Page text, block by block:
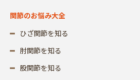
関節のお悩み大全
ひざ関節を知る
肘関節を知る
股関節を知る